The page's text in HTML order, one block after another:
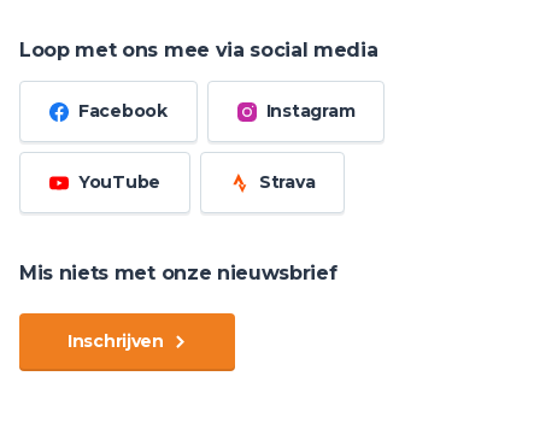
Loop met ons mee via social media
Facebook Instagram
YouTube Strava
Mis niets met onze nieuwsbrief
Inschrijven